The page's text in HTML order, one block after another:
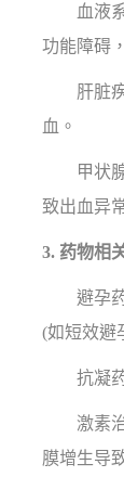
血液系
功能障碍
肝脏疾
血。
甲状腺
致出血异
3. 药物相
避孕药
(如短效避
抗凝药
激素治
膜增生导